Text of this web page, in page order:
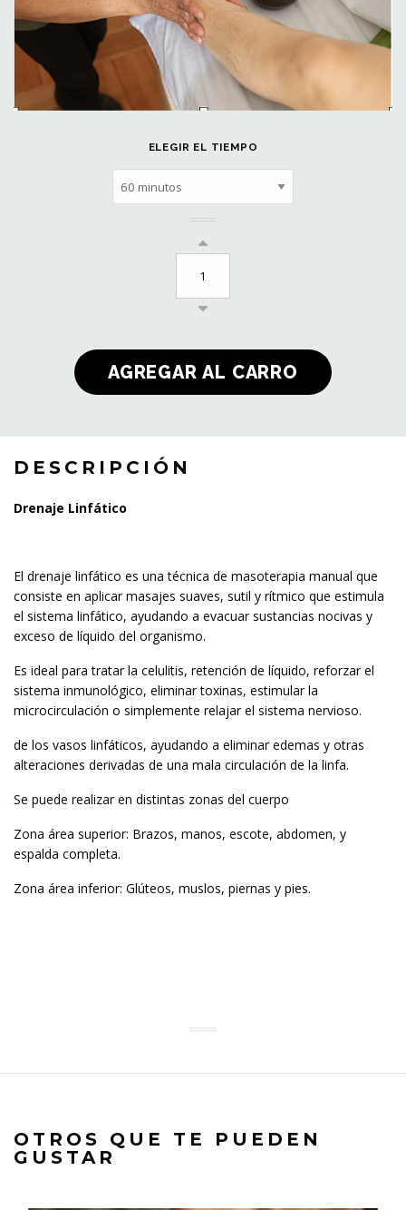
ELEGIR EL TIEMPO
DESCRIPCIÓN
Drenaje Linfático
El drenaje linfático es una técnica de masoterapia manual que
consiste en aplicar masajes suaves, sutil y rítmico que estimula
el sistema linfático, ayudando a evacuar sustancias nocivas y
exceso de líquido del organismo.
Es ideal para tratar la celulitis, retención de líquido, reforzar el
sistema inmunológico, eliminar toxinas, estimular la
microcirculación o simplemente relajar el sistema nervioso.
de los vasos linfáticos, ayudando a eliminar edemas y otras
alteraciones derivadas de una mala circulación de la linfa.
Se puede realizar en distintas zonas del cuerpo
Zona área superior: Brazos, manos, escote, abdomen, y
espalda completa.
Zona área inferior: Glúteos, muslos, piernas y pies.
OTROS QUE TE PUEDEN
GUSTAR